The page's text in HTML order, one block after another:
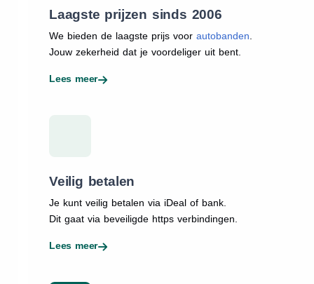
Laagste prijzen sinds 2006
We bieden de laagste prijs voor autobanden
Jouw zekerheid dat je voordeliger uit bent.
Lees meer
Veilig betalen
Je kunt veilig betalen via iDeal of bank.
Dit gaat via beveiligde https verbindingen.
Lees meer